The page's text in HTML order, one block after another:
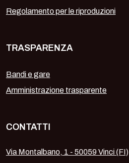
Regolamento per le riproduzioni
TRASPARENZA
Bandi e gare
Amministrazione trasparente
CONTATTI
Via Montalbano, 1 - 50059 Vinci (FI)